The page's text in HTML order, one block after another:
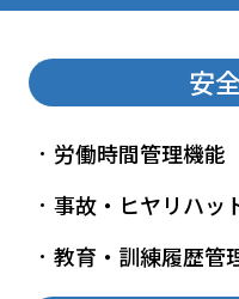
安
労働時間管理機能
事故・ヒヤリハッ
教育・訓練履歴管